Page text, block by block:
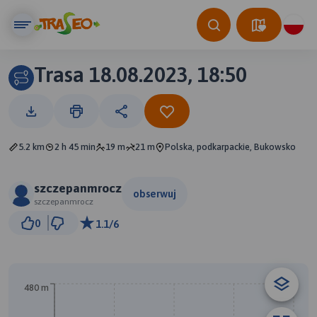
Trasa 18.08.2023, 18:50
5.2 km 2 h 45 min 19 m 21 m Polska, podkarpackie, Bukowsko
szczepanmrocz
szczepanmrocz
obserwuj
0 1.1/6
480 m